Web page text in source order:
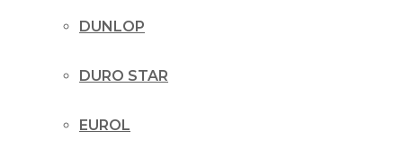
DUNLOP
DURO STAR
EUROL